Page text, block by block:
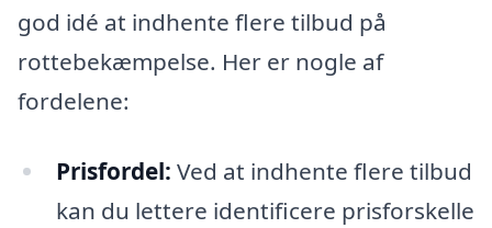
god idé at indhente flere tilbud på
rottebekæmpelse. Her er nogle af
fordelene:
Prisfordel: Ved at indhente flere tilbud
kan du lettere identificere prisforskelle